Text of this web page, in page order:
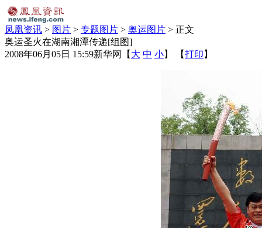
凤凰资讯 > 图片 > 专题图片 > 奥运图片 > 正文
奥运圣火在湖南湘潭传递[组图]
2008年06月05日 15:59新华网 【 大 中 小】 【打印 】